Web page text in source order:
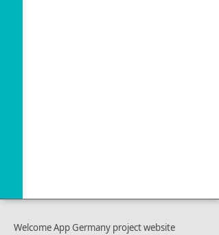
Welcome App Germany project website